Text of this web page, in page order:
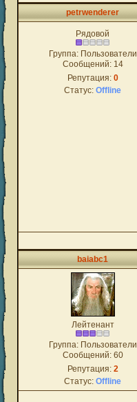
petrwenderer
Рядовой
Группа: Пользователи
Сообщений: 14
Репутация: 0
Статус: Offline
baiabc1
Лейтенант
Группа: Пользователи
Сообщений: 60
Репутация: 2
Статус: Offline